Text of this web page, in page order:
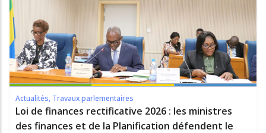
Actualités, Travaux parlementaires
Loi de finances rectificative 2026 : les ministres
des finances et de la Planification défendent le